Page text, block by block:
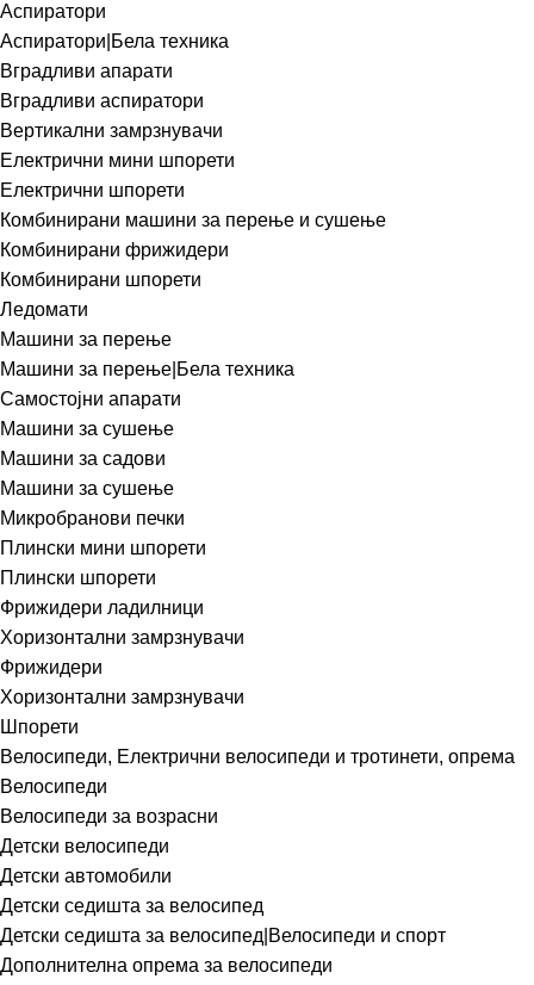
Аспиратори
Аспиратори|Бела техника
Вградливи апарати
Вградливи аспиратори
Вертикални замрзнувачи
Електрични мини шпорети
Електрични шпорети
Комбинирани машини за перење и сушење
Комбинирани фрижидери
Комбинирани шпорети
Ледомати
Машини за перење
Машини за перење|Бела техника
Самостојни апарати
Машини за сушење
Машини за садови
Машини за сушење
Микробранови печки
Плински мини шпорети
Плински шпорети
Фрижидери ладилници
Хоризонтални замрзнувачи
Фрижидери
Хоризонтални замрзнувачи
Шпорети
Велосипеди, Електрични велосипеди и тротинети, опрема
Велосипеди
Велосипеди за возрасни
Детски велосипеди
Детски автомобили
Детски седишта за велосипед
Детски седишта за велосипед|Велосипеди и спорт
Дополнителна опрема за велосипеди